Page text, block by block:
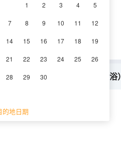
1
2 3 4 5
7 8 9 10 11 12
14 15 16 17 18 19
21 22 23 24 25 26
28 29 30
的地日期
空調 淋浴
+ROOMPLUS洗護沐+智能衞浴）
空調